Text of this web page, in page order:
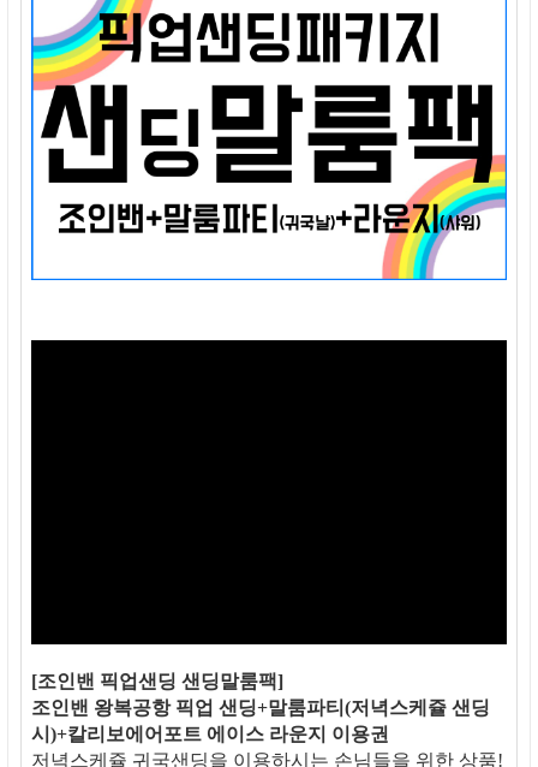
[조인밴 픽업샌딩 샌딩말룸팩]
조인밴 왕복공항 픽업 샌딩+말룸파티(저녁스케쥴 샌딩
시)+칼리보에어포트 에이스 라운지 이용권
저녁스케쥴 귀국샌딩을 이용하시는 손님들을 위한 상품!